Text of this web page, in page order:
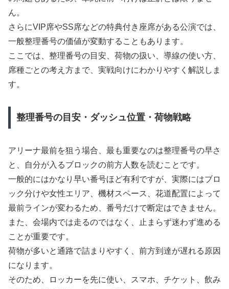
ん。
さらにVIP席やSS席などの特典付き座席がある公演では、
一般整理番号の価値が変動することもあります。
ここでは、整理番号の目安、荷物の扱い、導線の使い方、
席種ごとの考え方まで、実戦向けにわかりやすく解説しま
す。
整理番号の目安・ダッシュ位置・荷物戦略
アリーナ最前を狙う場合、最も重要なのは整理番号の早さ
と、自分が入るブロックの前方人数を読むことです。
一般的にはかなり早い番号ほど有利ですが、実際にはブロ
ック分けや女性エリア、機材スペース、花道配置によって
最前ラインが変わるため、番号だけで断定はできません。
また、会場内では走るのではなく、止まらず迷わず進める
ことが重要です。
荷物が多いと通路で詰まりやすく、前方到達が遅れる原因
になります。
そのため、ロッカーを先に使い、スマホ、チケット、飲み